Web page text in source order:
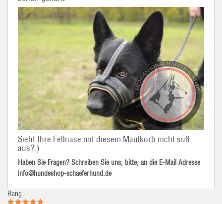
Sieht Ihre Fellnase mit diesem Maulkorb nicht süß
aus?:)
Haben Sie Fragen? Schreiben Sie uns, bitte, an die E-Mail Adresse
info@hundeshop-schaeferhund.de
Rang